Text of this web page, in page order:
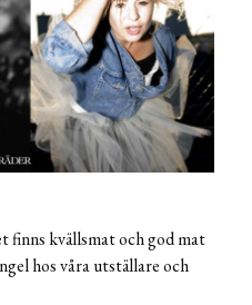
finns kvällsmat och god mat
hos våra utställare och